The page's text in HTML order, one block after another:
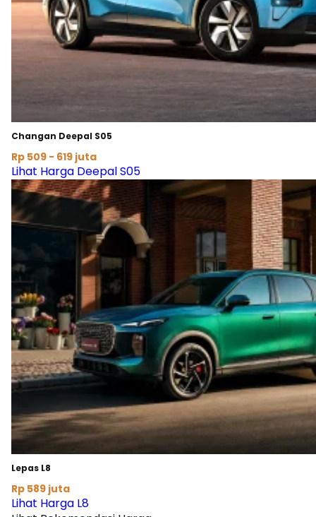
Changan Deepal S05
Rp 509 - 619 juta
Lihat Harga Deepal S05
Lepas L8
Rp 589 juta
Lihat Harga L8